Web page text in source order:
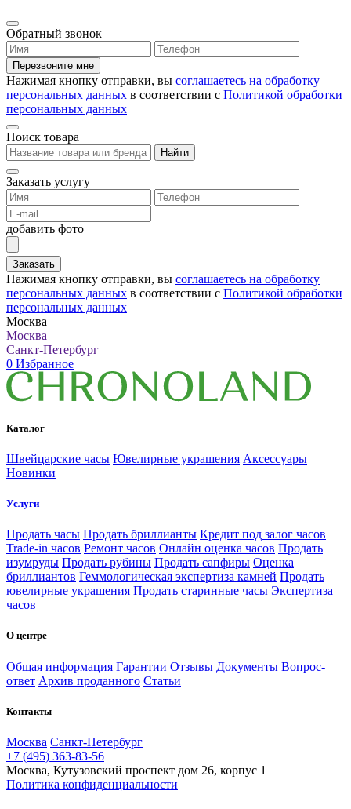
Обратный звонок
Перезвоните мне
Нажимая кнопку отправки, вы соглашаетесь на обработку
персональных данных в соответствии с Политикой обработки
персональных данных
Поиск товара
Найти
Заказать услугу
добавить фото
Заказать
Нажимая кнопку отправки, вы соглашаетесь на обработку
персональных данных в соответствии с Политикой обработки
персональных данных
Москва
Москва
Санкт-Петербург
0 Избранное
Каталог
Швейцарские часы Ювелирные украшения Аксессуары
Новинки
Услуги
Продать часы Продать бриллианты Кредит под залог часов
Trade-in часов Ремонт часов Онлайн оценка часов Продать
изумруды Продать рубины Продать сапфиры Оценка
бриллиантов Геммологическая экспертиза камней Продать
ювелирные украшения Продать старинные часы Экспертиза
часов
О центре
Общая информация Гарантии Отзывы Документы Вопрос-
ответ Архив проданного Статьи
Контакты
Москва Санкт-Петербург
+7 (495) 363-83-56
Москва, Кутузовский проспект дом 26, корпус 1
Политика конфиденциальности